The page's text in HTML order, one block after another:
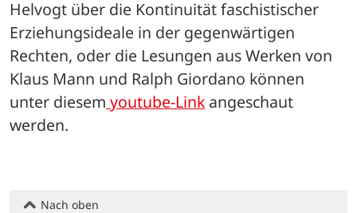
Helvogt über die Kontinuität faschistischer
Erziehungsideale in der gegenwärtigen
Rechten, oder die Lesungen aus Werken von
Klaus Mann und Ralph Giordano können
unter diesem youtube-Link angeschaut
werden.
Nach oben